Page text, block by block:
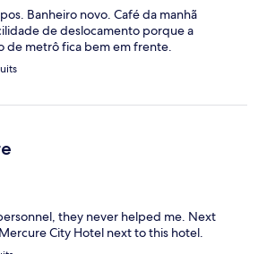
Banheiro novo. Café da manhã
de deslocamento porque a
de metrô fica bem em frente.
they never helped me. Next
City Hotel next to this hotel.